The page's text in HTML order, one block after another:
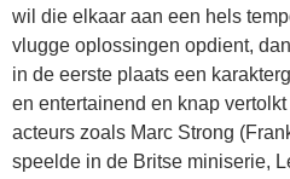
wil die elkaar aan een hels
vlugge oplossingen opdient,
in de eerste plaats een
en entertainend en knap
acteurs zoals Marc Strong
speelde in de Britse miniserie,